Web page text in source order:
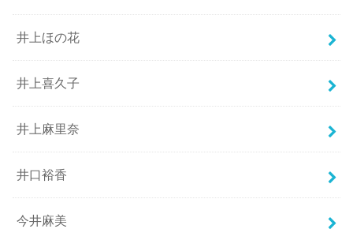
井上ほの花
井上喜久子
井上麻里奈
井口裕香
今井麻美